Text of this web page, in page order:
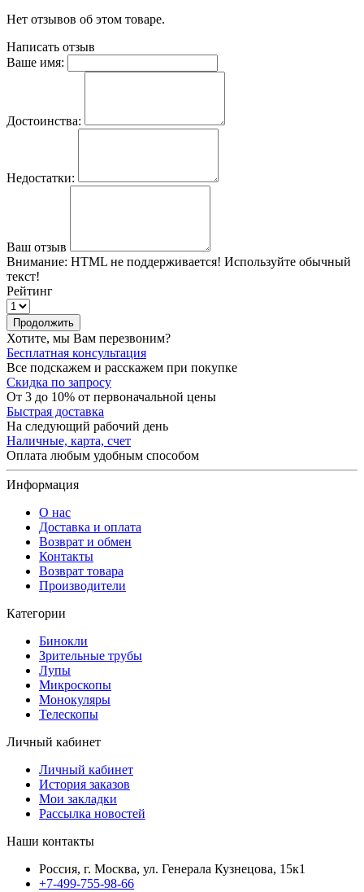
Нет отзывов об этом товаре.
Написать отзыв
Ваше имя:
Достоинства:
Недостатки:
Ваш отзыв
Внимание: HTML не поддерживается! Используйте обычный
текст!
Рейтинг
Продолжить
Хотите, мы Вам перезвоним?
Бесплатная консультация
Все подскажем и расскажем при покупке
Скидка по запросу
От 3 до 10% от первоначальной цены
Быстрая доставка
На следующий рабочий день
Наличные, карта, счет
Оплата любым удобным способом
Информация
О нас
Доставка и оплата
Возврат и обмен
Контакты
Возврат товара
Производители
Категории
Бинокли
Зрительные трубы
Лупы
Микроскопы
Монокуляры
Телескопы
Личный кабинет
Личный кабинет
История заказов
Мои закладки
Рассылка новостей
Наши контакты
Россия, г. Москва, ул. Генерала Кузнецова, 15к1
+7-499-755-98-66